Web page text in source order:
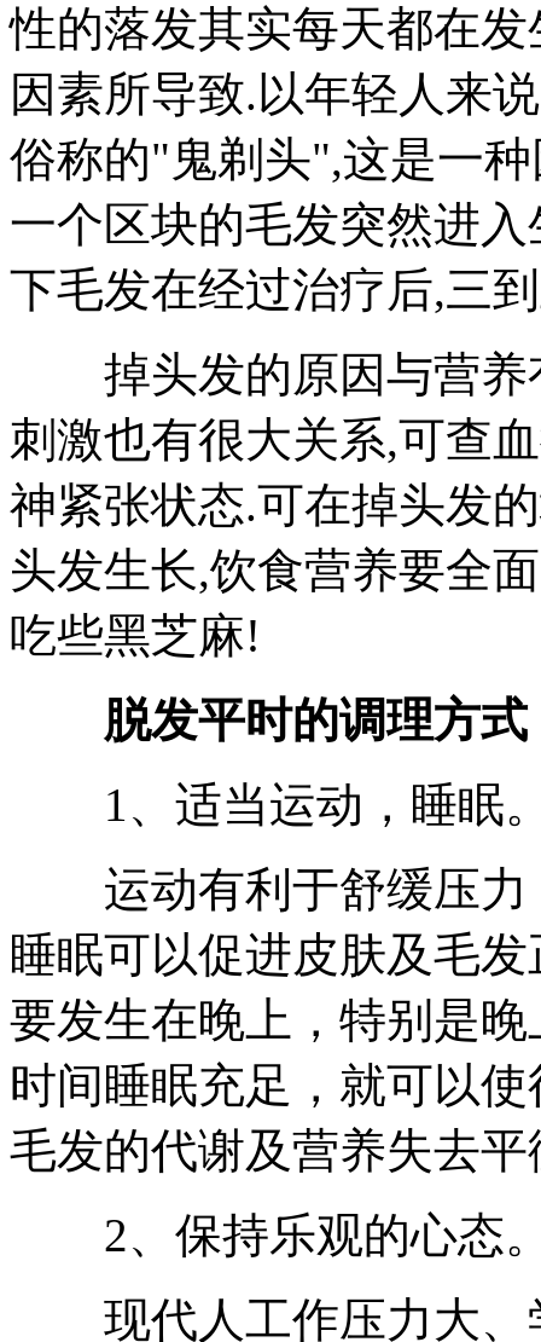
性的落发其实每天都在
因素所导致.以年轻人来
俗称的"鬼剃头",这是一
一个区块的毛发突然进
下毛发在经过治疗后,三
掉头发的原因与营养
刺激也有很大关系,可查
神紧张状态.可在掉头发
头发生长,饮食营养要全
吃些黑芝麻!
脱发平时的调理方式
1、适当运动，睡眠
运动有利于舒缓压力
睡眠可以促进皮肤及毛
要发生在晚上，特别是
时间睡眠充足，就可以
毛发的代谢及营养失去
2、保持乐观的心态
现代人工作压力大、